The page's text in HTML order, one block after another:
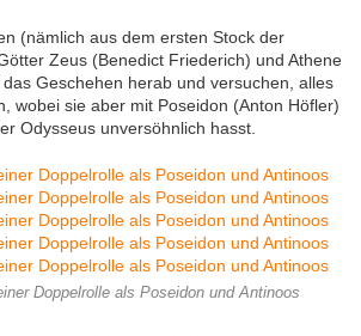
(nämlich aus dem ersten Stock der
Zeus (Benedict Friederich) und Athene
Geschehen herab und versuchen, alles
wobei sie aber mit Poseidon (Anton Höfler)
Odysseus unversöhnlich hasst.
Doppelrolle als Poseidon und Antinoos